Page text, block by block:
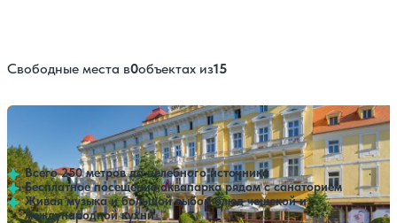
Свободные места в0объектах из15
Санаторий Savoy
Франтишкови-Лазне
Всего 250 метров до целебного источника
Бесплатное посещение аквапарка рядом с санаторием
Живая музыка и большой выбор блюд чешской и
международной кухни
Нет цен или свободных мест на выбранные даты
Выбрать другой вариант